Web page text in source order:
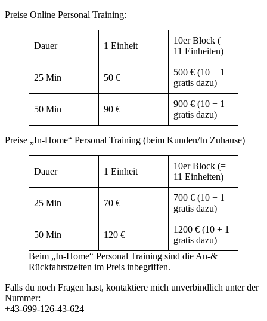
Preise Online Personal Training:
Dauer 1 Einheit
10er Block (=
11 Einheiten)
25 Min 50 €
500 € (10 + 1
gratis dazu)
50 Min 90 €
900 € (10 + 1
gratis dazu)
Preise „In-Home“ Personal Training (beim Kunden/In Zuhause)
Dauer 1 Einheit
10er Block (=
11 Einheiten)
25 Min 70 €
700 € (10 + 1
gratis dazu)
50 Min 120 €
1200 € (10 + 1
gratis dazu)
Beim „In-Home“ Personal Training sind die An-&
Rückfahrstzeiten im Preis inbegriffen.
Falls du noch Fragen hast, kontaktiere mich unverbindlich unter der
Nummer:
+43-699-126-43-624